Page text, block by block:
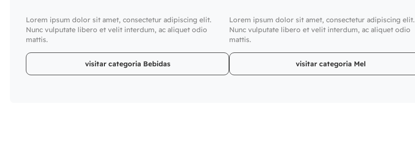
Lorem ipsum dolor sit amet, consectetur adipiscing elit.
Nunc vulputate libero et velit interdum, ac aliquet odio
mattis.
visitar categoria Bebidas
Lorem ipsum dolor sit amet, consectetur adipiscing elit.
Nunc vulputate libero et velit interdum, ac aliquet odio
mattis.
visitar categoria Mel